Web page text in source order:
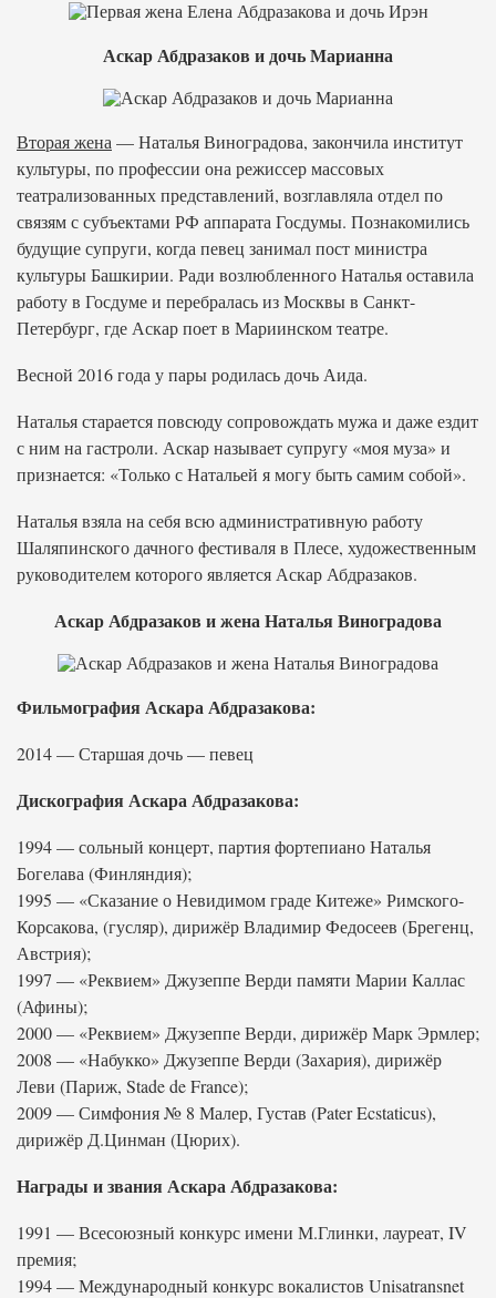
Аскар Абдразаков и дочь Марианна
Вторая жена — Наталья Виноградова, закончила институт
культуры, по профессии она режиссер массовых
театрализованных представлений, возглавляла отдел по
связям с субъектами РФ аппарата Госдумы. Познакомились
будущие супруги, когда певец занимал пост министра
культуры Башкирии. Ради возлюбленного Наталья оставила
работу в Госдуме и перебралась из Москвы в Санкт-
Петербург, где Аскар поет в Мариинском театре.
Весной 2016 года у пары родилась дочь Аида.
Наталья старается повсюду сопровождать мужа и даже ездит
с ним на гастроли. Аскар называет супругу «моя муза» и
признается: «Только с Натальей я могу быть самим собой».
Наталья взяла на себя всю административную работу
Шаляпинского дачного фестиваля в Плесе, художественным
руководителем которого является Аскар Абдразаков.
Аскар Абдразаков и жена Наталья Виноградова
Фильмография Аскара Абдразакова:
2014 — Старшая дочь — певец
Дискография Аскара Абдразакова:
1994 — сольный концерт, партия фортепиано Наталья
Богелава (Финляндия);
1995 — «Сказание о Невидимом граде Китеже» Римского-
Корсакова, (гусляр), дирижёр Владимир Федосеев (Брегенц,
Австрия);
1997 — «Реквием» Джузеппе Верди памяти Марии Каллас
(Афины);
2000 — «Реквием» Джузеппе Верди, дирижёр Марк Эрмлер;
2008 — «Набукко» Джузеппе Верди (Захария), дирижёр
Леви (Париж, Stade de France);
2009 — Симфония № 8 Малер, Густав (Pater Ecstaticus),
дирижёр Д.Цинман (Цюрих).
Награды и звания Аскара Абдразакова:
1991 — Всесоюзный конкурс имени М.Глинки, лауреат, IV
премия;
1994 — Международный конкурс вокалистов Unisatransnet